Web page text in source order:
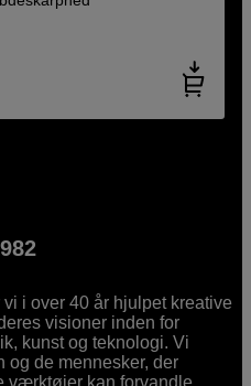
i over 40 år hjulpet kreative
visioner inden for
kunst og teknologi. Vi
og de mennesker, der
værktøjer kan forvandle